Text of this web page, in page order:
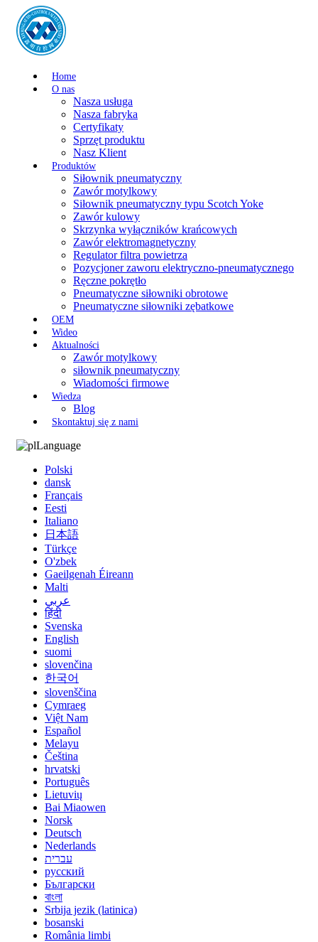
Home
O nas
Nasza usługa
Nasza fabryka
Certyfikaty
Sprzęt produktu
Nasz Klient
Produktów
Siłownik pneumatyczny
Zawór motylkowy
Siłownik pneumatyczny typu Scotch Yoke
Zawór kulowy
Skrzynka wyłączników krańcowych
Zawór elektromagnetyczny
Regulator filtra powietrza
Pozycjoner zaworu elektryczno-pneumatycznego
Ręczne pokrętło
Pneumatyczne siłowniki obrotowe
Pneumatyczne siłowniki zębatkowe
OEM
Wideo
Aktualności
Zawór motylkowy
siłownik pneumatyczny
Wiadomości firmowe
Wiedza
Blog
Skontaktuj się z nami
Language
Polski
dansk
Français
Eesti
Italiano
日本語
Türkçe
O'zbek
Gaeilgenah Éireann
Malti
عربي
हिंदी
Svenska
English
suomi
slovenčina
한국어
slovenščina
Cymraeg
Việt Nam
Español
Melayu
Čeština
hrvatski
Português
Lietuvių
Bai Miaowen
Norsk
Deutsch
Nederlands
עברית
русский
Български
বাংলা
Srbija jezik (latinica)
bosanski
România limbi